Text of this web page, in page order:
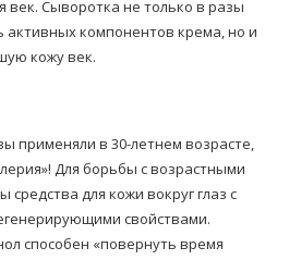
Сыворотка не только в разы
активных компонентов крема, но и
кожу век.
применяли в 30-летнем возрасте,
Для борьбы с возрастными
для кожи вокруг глаз с
свойствами.
способен «повернуть время